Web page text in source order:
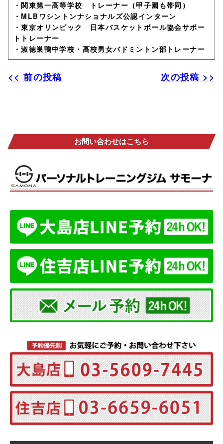
・関東第一高等学校 トレーナー（甲子園も帯同）
・MLBワシントンナショナルズ公認インターン
・東京オリンピック 日本バスケットボール協会サポー
トトレーナー
・淑徳巣鴨中学校・高校男女バドミントン部トレーナー
<< 前の投稿 次の投稿 >>
お問い合わせはこちら